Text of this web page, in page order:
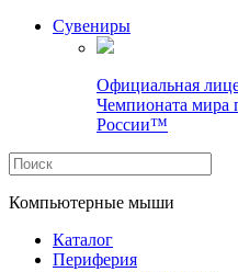
Сувениры
Официальная
Чемпионата мира
России™
Компьютерные мыши
Каталог
Периферия